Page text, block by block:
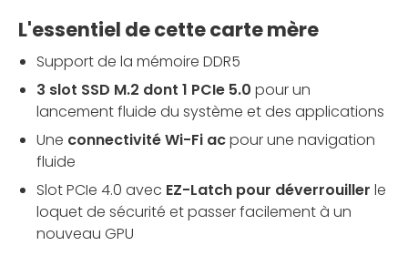
L'essentiel de cette carte mère
Support de la mémoire DDR5
3 slot SSD M.2 dont 1 PCIe 5.0 pour un
lancement fluide du système et des applications
Une connectivité Wi-Fi acpour une navigation
fluide
Slot PCIe 4.0 avec EZ-Latch pour déverrouiller le
loquet de sécurité et passer facilement à un
nouveau GPU